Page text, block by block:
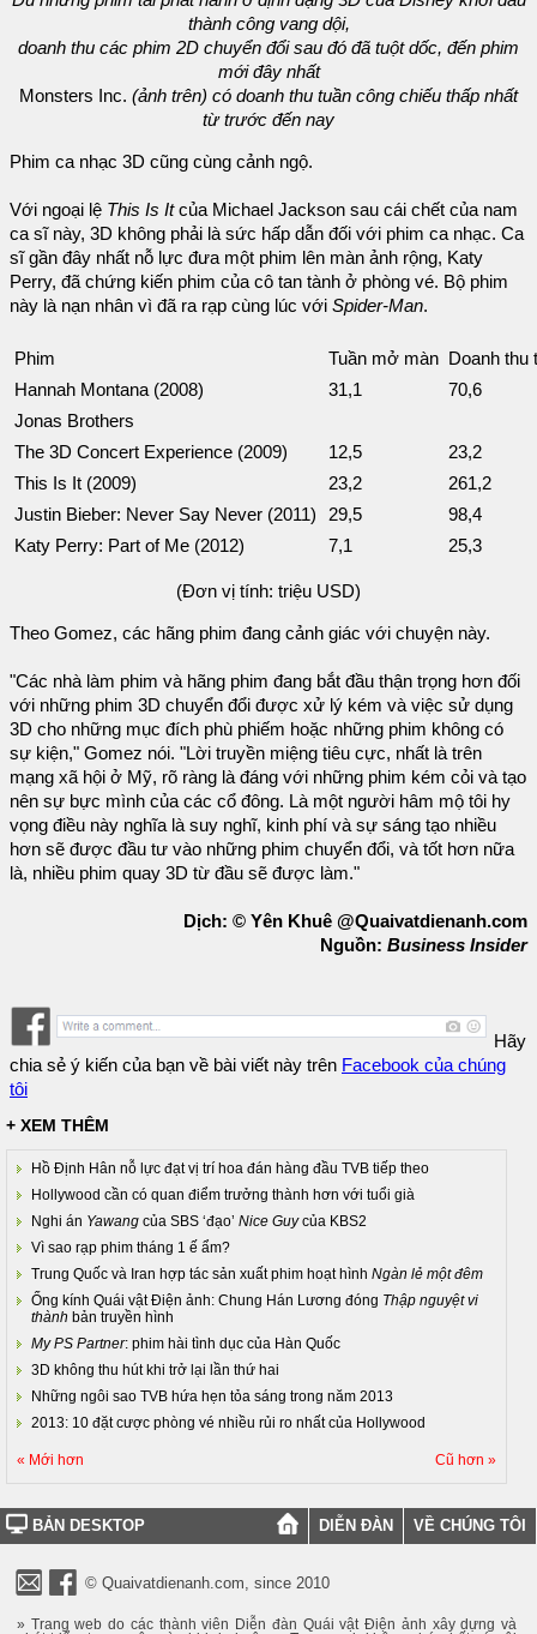
thành công vang dội,
doanh thu các phim 2D chuyển đổi sau đó đã tuột dốc, đến phim
mới đây nhất
Monsters Inc. (ảnh trên) có doanh thu tuần công chiếu thấp nhất
từ trước đến nay
Phim ca nhạc 3D cũng cùng cảnh ngộ.
Với ngoại lệ This Is Itcủa Michael Jackson sau cái chết của nam
ca sĩ này, 3D không phải là sức hấp dẫn đối với phim ca nhạc. Ca
sĩ gần đây nhất nỗ lực đưa một phim lên màn ảnh rộng, Katy
Perry, đã chứng kiến phim của cô tan tành ở phòng vé. Bộ phim
này là nạn nhân vì đã ra rạp cùng lúc với Spider-Man.
Phim Tuần mở màn
Doanh thu
Hannah Montana (2008)
31,1
70,6
Jonas Brothers
The 3D Concert Experience (2009)
12,5
23,2
This Is It (2009)
23,2
261,2
Justin Bieber: Never Say Never (2011)
29,5
98,4
Katy Perry: Part of Me (2012)
7,1 25,3
(Đơn vị tính: triệu USD)
Theo Gomez, các hãng phim đang cảnh giác với chuyện này.
"Các nhà làm phim và hãng phim đang bắt đầu thận trọng hơn đối
với những phim 3D chuyển đổi được xử lý kém và việc sử dụng
3D cho những mục đích phù phiếm hoặc những phim không có
sự kiện," Gomez nói. "Lời truyền miệng tiêu cực, nhất là trên
mạng xã hội ở Mỹ, rõ ràng là đáng với những phim kém cỏi và tạo
nên sự bực mình của các cổ đông. Là một người hâm mộ tôi hy
vọng điều này nghĩa là suy nghĩ, kinh phí và sự sáng tạo nhiều
hơn sẽ được đầu tư vào những phim chuyển đổi, và tốt hơn nữa
là, nhiều phim quay 3D từ đầu sẽ được làm."
Dịch: © Yên Khuê @Quaivatdienanh.com
Nguồn: Business Insider
Hãy
chia sẻ ý kiến của bạn về bài viết này trên Facebook của chúng
tôi
+ XEM THÊM
Hồ Định Hân nỗ lực đạt vị trí hoa đán hàng đầu TVB tiếp theo
Hollywood cần có quan điểm trưởng thành hơn với tuổi già
Nghi án Yawang của SBS ‘đạo’ Nice Guycủa KBS2
Vì sao rạp phim tháng 1 ế ẩm?
Trung Quốc và Iran hợp tác sản xuất phim hoạt hình Ngàn lẻ một đêm
Ống kính Quái vật Điện ảnh: Chung Hán Lương đóng Thập nguyệt vi
thành bản truyền hình
My PS Partner: phim hài tình dục của Hàn Quốc
3D không thu hút khi trở lại lần thứ hai
Những ngôi sao TVB hứa hẹn tỏa sáng trong năm 2013
2013: 10 đặt cược phòng vé nhiều rủi ro nhất của Hollywood
« Mới hơn Cũ hơn »
BẢN DESKTOP DIỄN ĐÀN VỀ CHÚNG TÔI
© Quaivatdienanh.com, since 2010
» Trang web do các thành viên Diễn đàn Quái vật Điện ảnh xây dựng và